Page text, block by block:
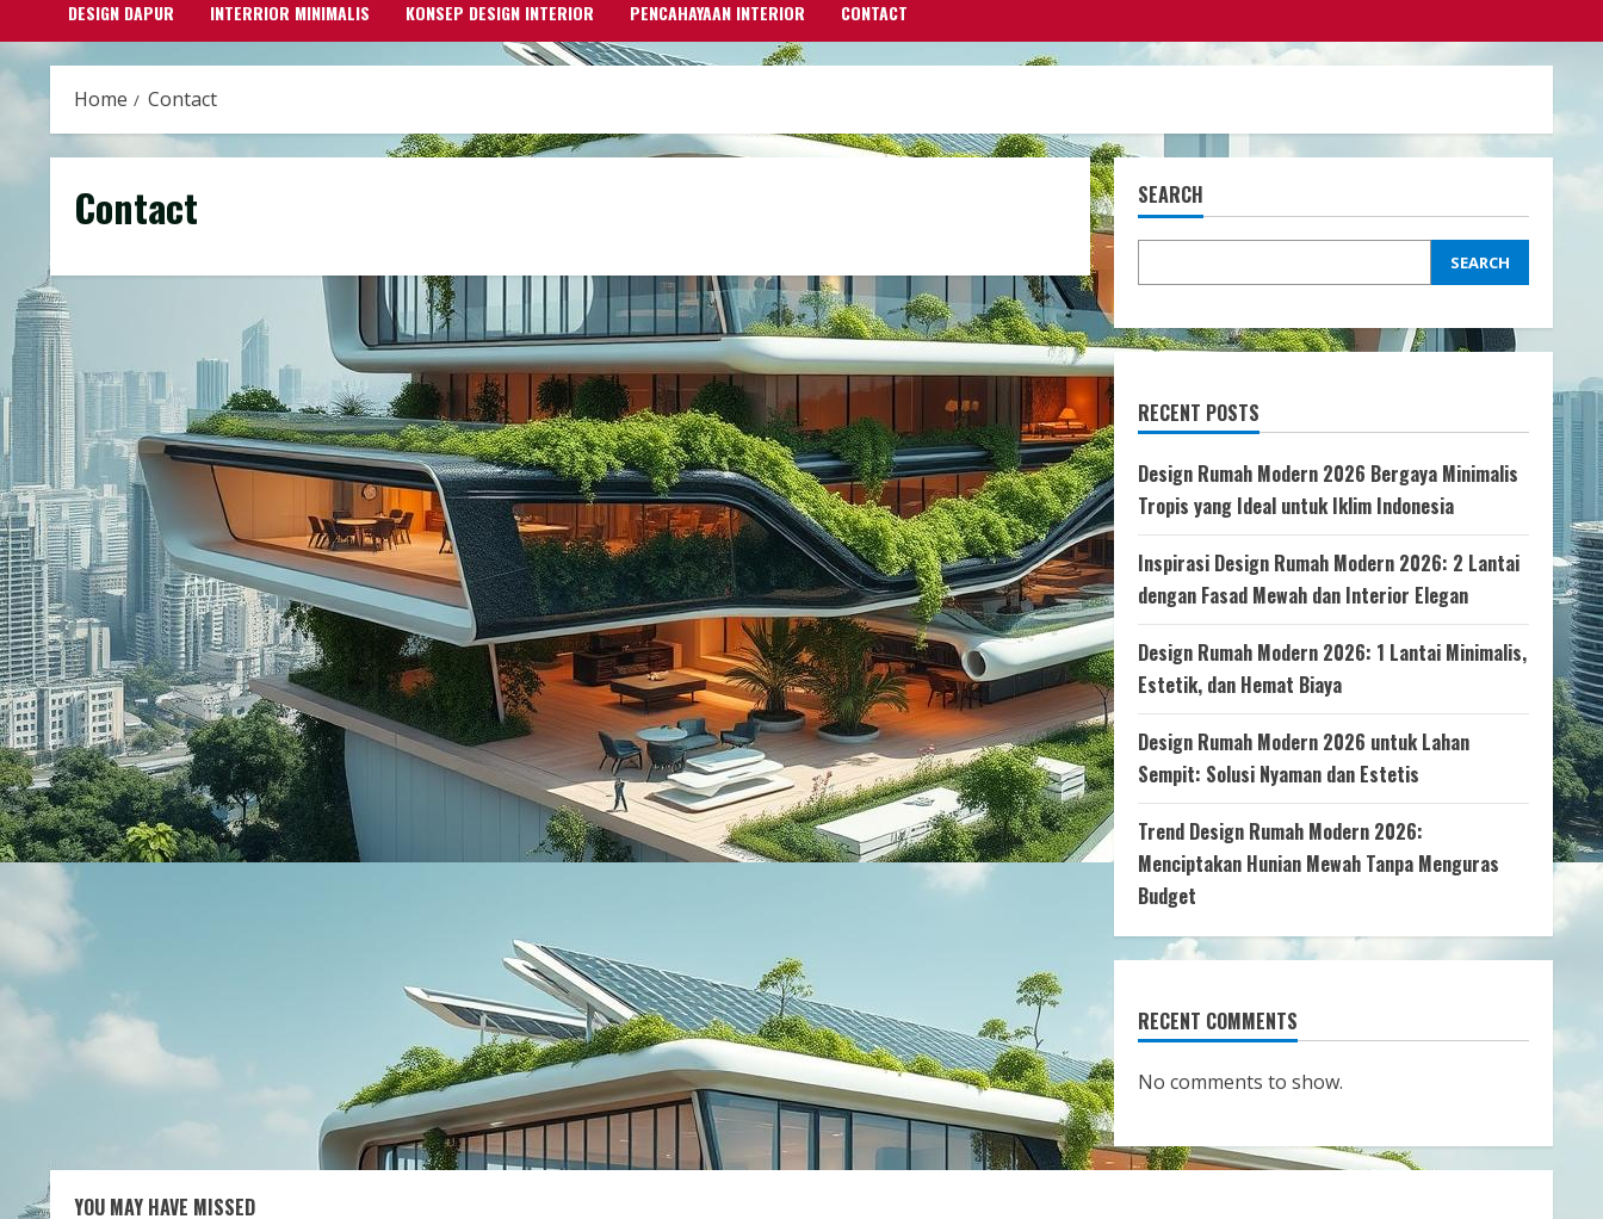
DESIGN DAPUR INTERRIOR MINIMALIS KONSEP DESIGN INTERIOR PENCAHAYAAN INTERIOR CONTACT
Home Contact
Contact SEARCH
SEARCH
RECENT POSTS
Design Rumah Modern 2026 Bergaya Minimalis
Tropis yang Ideal untuk Iklim Indonesia
Inspirasi Design Rumah Modern 2026: 2 Lantai
dengan Fasad Mewah dan Interior Elegan
Design Rumah Modern 2026: 1 Lantai Minimalis,
Estetik, dan Hemat Biaya
Design Rumah Modern 2026 untuk Lahan
Sempit: Solusi Nyaman dan Estetis
Trend Design Rumah Modern 2026:
Menciptakan Hunian Mewah Tanpa Menguras
Budget
RECENT COMMENTS
No comments to show.
YOU MAY HAVE MISSED